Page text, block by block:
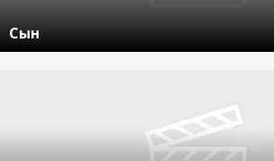
Сын